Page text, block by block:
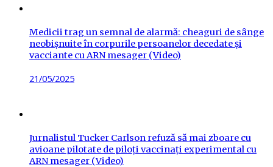
Medicii trag un semnal de alarmă: cheaguri de sânge
neobișnuite în corpurile persoanelor decedate și
vacciante cu ARN mesager (Video)
Posted
21/05/2025
Jurnalistul Tucker Carlson refuză să mai zboare cu
avioane pilotate de piloți vaccinați experimental cu
ARN mesager (Video)